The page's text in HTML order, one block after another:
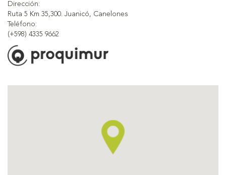
Dirección:
Ruta 5 Km 35,300. Juanicó, Canelones
Teléfono:
(+598) 4335 9662